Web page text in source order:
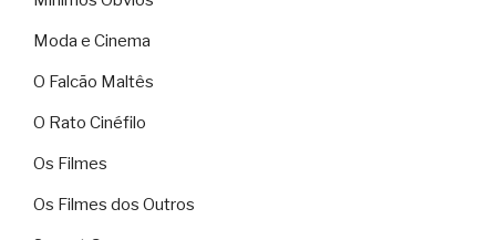
Moda e Cinema
O Falcão Maltês
O Rato Cinéfilo
Os Filmes
Os Filmes dos Outros